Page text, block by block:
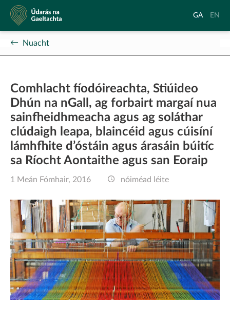
Údarás
na
Gaeltachta
Aistrigh
Gaeilge
GA
to
EN
Nuacht
Comhlacht fíodóireachta, Stiúideo
Dhún na nGall, ag forbairt margaí nua
sainfheidhmeacha agus ag soláthar
clúdaigh leapa, blaincéid agus cúisíní
lámhfhite d’óstáin agus árasáin búitíc
sa Ríocht Aontaithe agus san Eoraip
1 Meán Fómhair, 2016 nóiméad léite